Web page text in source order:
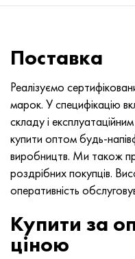
Поставка
Реалізуємо
марок. У специфікацію
складу і
купити оптом будь-
виробництв. Ми також
роздрібних покупців.
оперативність
Купити за
ціною